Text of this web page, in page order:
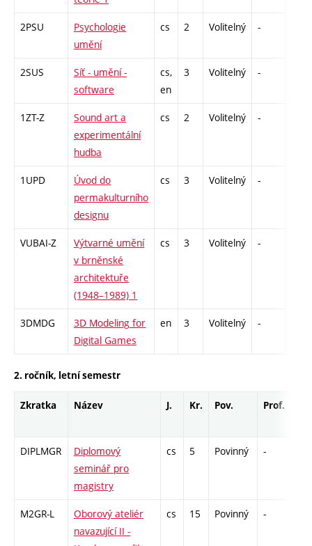
2PSU
Psychologie
umění
cs 2 Volitelný -
2SUS
Síť - umění -
software
cs,
en
3 Volitelný -
1ZT-Z
Sound art a
experimentální
hudba
cs 2 Volitelný -
1UPD
Úvod do
permakulturního
designu
cs 3 Volitelný -
VUBAI-Z
Výtvarné umění
v brněnské
architektuře
(1948–1989) 1
cs 3 Volitelný -
3DMDG
3D Modeling for
Digital Games
en 3 Volitelný -
2. ročník, letní semestr
Zkratka Název J. Kr. Pov. Prof.
DIPLMGR
Diplomový
seminář pro
magistry
cs 5 Povinný -
M2GR-L
Oborový ateliér
navazující II -
cs 15 Povinný -